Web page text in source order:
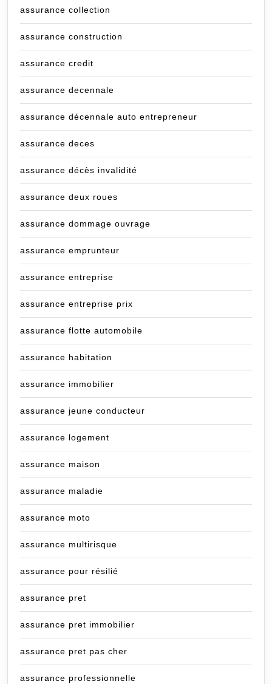
assurance collection
assurance construction
assurance credit
assurance decennale
assurance décennale auto entrepreneur
assurance deces
assurance décès invalidité
assurance deux roues
assurance dommage ouvrage
assurance emprunteur
assurance entreprise
assurance entreprise prix
assurance flotte automobile
assurance habitation
assurance immobilier
assurance jeune conducteur
assurance logement
assurance maison
assurance maladie
assurance moto
assurance multirisque
assurance pour résilié
assurance pret
assurance pret immobilier
assurance pret pas cher
assurance professionnelle